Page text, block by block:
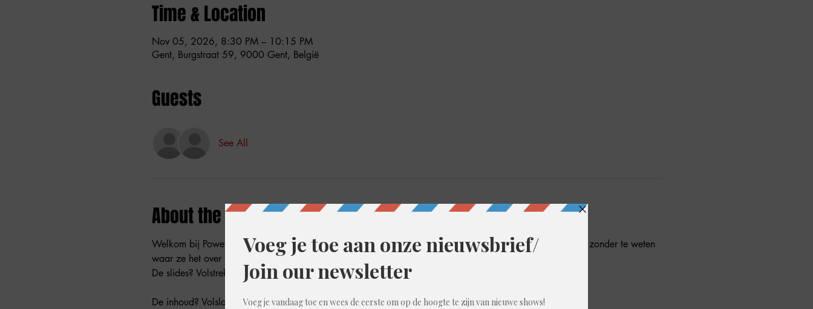
Time & Location
Nov 05, 2026, 8:30 PM – 10:15 PM
Gent, Burgstraat 59, 9000 Gent, België
Guests
See All
About the event
Welkom bij PowerPoint Karaoke, de improshow waarin comedians zich als volleerde experts voordoen… zonder te weten
waar ze het over hebben.
De slides? Volstrekt onbekend.
De inhoud? Volslagen onzin.